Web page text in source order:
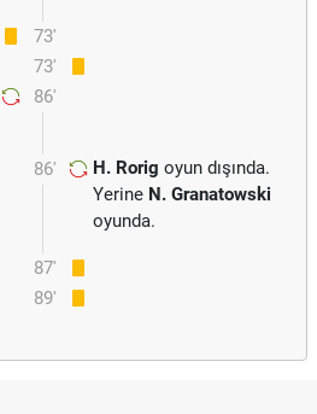
73'
73'
86'
86' H. Rorig oyun dışında.
Yerine N. Granatowski
oyunda.
87'
89'